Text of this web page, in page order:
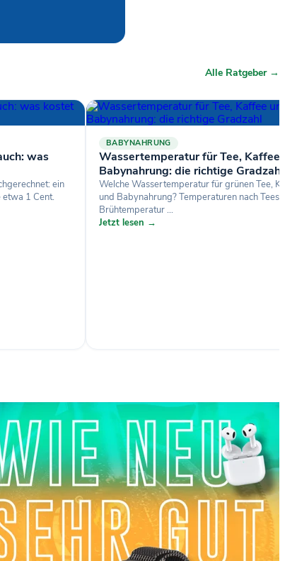
Alle Ratgeber →
was
ein
etwa 1 Cent.
BABYNAHRUNG
Wassertemperatur für Tee, Kaffee
Babynahrung: die richtige Gradzahl
Welche Wassertemperatur für grünen Tee,
und Babynahrung? Temperaturen nach
Brühtemperatur ...
Jetzt lesen →